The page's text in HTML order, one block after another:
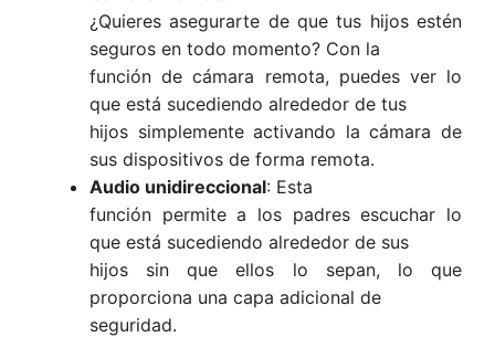
¿Quieres asegurarte de que tus hijos estén
seguros en todo momento? Con la
función de cámara remota, puedes ver lo
que está sucediendo alrededor de tus
hijos simplemente activando la cámara de
sus dispositivos de forma remota.
Audio unidireccional: Esta
función permite a los padres escuchar lo
que está sucediendo alrededor de sus
hijos sin que ellos lo sepan, lo que
proporciona una capa adicional de
seguridad.